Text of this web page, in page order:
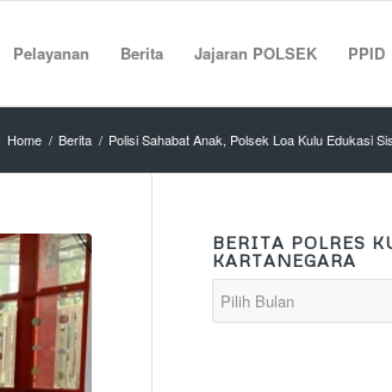
Pelayanan Berita Jajaran POLSEK PPID
Home / Berita / Polisi Sahabat Anak, Polsek Loa Kulu Edukasi
BERITA POLRES
KARTANEGARA